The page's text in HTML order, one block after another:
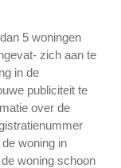
5 woningen
zich aan te
in de
publiciteit te
over de
woning in
woning schoon